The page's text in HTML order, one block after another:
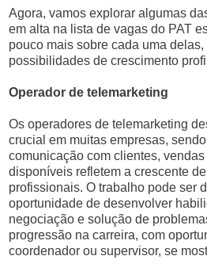
Agora, vamos explorar algumas
em alta na lista de vagas do PAT
pouco mais sobre cada uma
possibilidades de crescimento
Operador de telemarketing
Os operadores de telemarketing
crucial em muitas empresas,
comunicação com clientes,
disponíveis refletem a crescente
profissionais. O trabalho pode ser
oportunidade de desenvolver
negociação e solução de
progressão na carreira, com
coordenador ou supervisor, se